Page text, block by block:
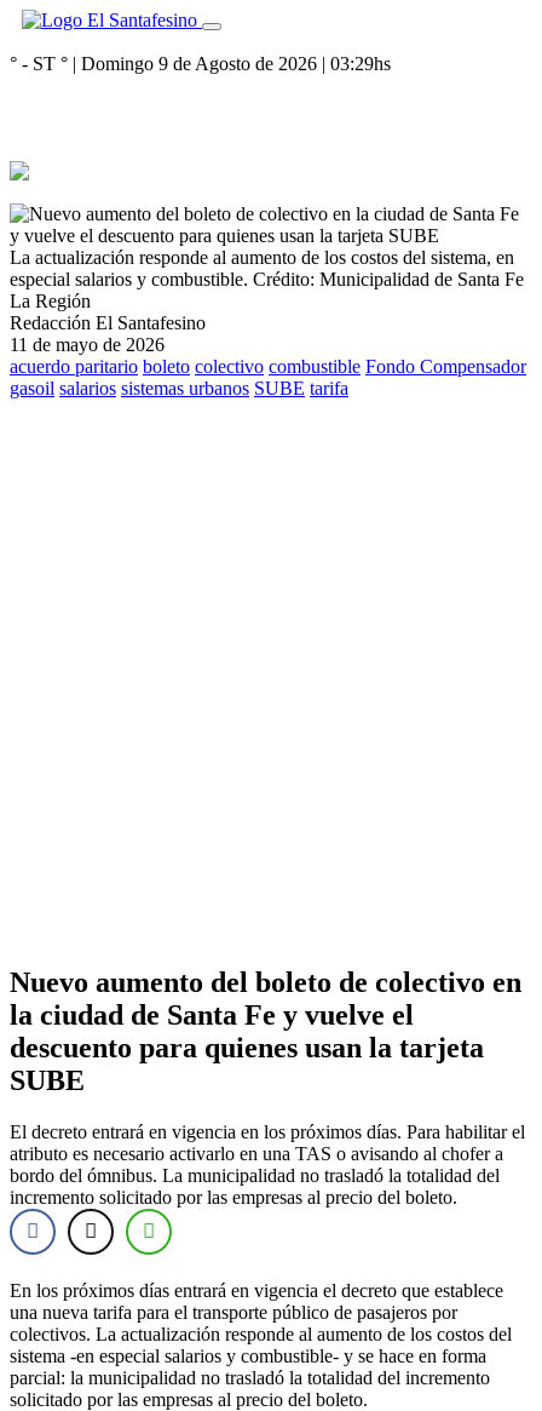
° - ST ° | Domingo 9 de Agosto de 2026 | 03:29hs
La actualización responde al aumento de los costos del sistema, en
especial salarios y combustible. Crédito: Municipalidad de Santa Fe
La Región
Redacción El Santafesino
11 de mayo de 2026
acuerdo paritario boleto colectivo combustible Fondo Compensador
gasoil salarios sistemas urbanos SUBE tarifa
Nuevo aumento del boleto de colectivo en
la ciudad de Santa Fe y vuelve el
descuento para quienes usan la tarjeta
SUBE
El decreto entrará en vigencia en los próximos días. Para habilitar el
atributo es necesario activarlo en una TAS o avisando al chofer a
bordo del ómnibus. La municipalidad no trasladó la totalidad del
incremento solicitado por las empresas al precio del boleto.
En los próximos días entrará en vigencia el decreto que establece
una nueva tarifa para el transporte público de pasajeros por
colectivos. La actualización responde al aumento de los costos del
sistema -en especial salarios y combustible- y se hace en forma
parcial: la municipalidad no trasladó la totalidad del incremento
solicitado por las empresas al precio del boleto.